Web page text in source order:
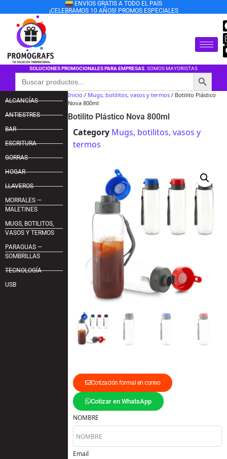
ENVÍOS GRATIS A TODO EL PAÍS
¡CELEBRAMOS 10 AÑOS! PROMOS ESPECIALES
SOLUCIONES PROMOCIONALES PARA EMPRESAS. SOMOS MAYORISTAS
Buscar: Botón de
ALCANCÍAS
ANTIESTRES
BAR
ESCRITURA
GORRAS
HOGAR
LLAVEROS
MORRALES —
MALETINES
MUGS, BOTILITOS,
VASOS Y TERMOS
PARAGUAS —
SOMBRILLAS
TECNOLOGÍA
USB
Inicio / Mugs, botilitos, vasos y termos / Botilito Plástico
Nova 800ml
Botilito Plástico Nova 800ml
Category Mugs, botilitos, vasos y
termos
Cotización formal en correo
Cotizar en WhatsApp
NOMBRE
Email